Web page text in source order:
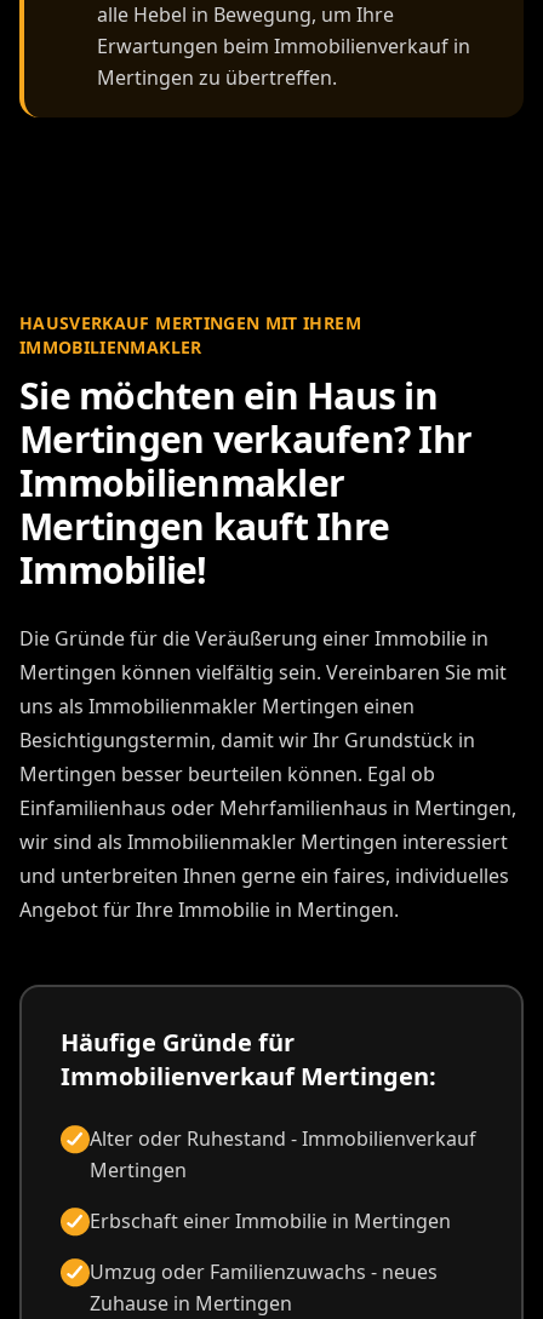
alle Hebel in Bewegung, um Ihre
Erwartungen beim Immobilienverkauf in
Mertingen zu übertreffen.
HAUSVERKAUF MERTINGEN MIT IHREM
IMMOBILIENMAKLER
Sie möchten ein Haus in
Mertingen verkaufen? Ihr
Immobilienmakler
Mertingen kauft Ihre
Immobilie!
Die Gründe für die Veräußerung einer Immobilie in
Mertingen können vielfältig sein. Vereinbaren Sie mit
uns als Immobilienmakler Mertingen einen
Besichtigungstermin, damit wir Ihr Grundstück in
Mertingen besser beurteilen können. Egal ob
Einfamilienhaus oder Mehrfamilienhaus in Mertingen,
wir sind als Immobilienmakler Mertingen interessiert
und unterbreiten Ihnen gerne ein faires, individuelles
Angebot für Ihre Immobilie in Mertingen.
Häufige Gründe für
Immobilienverkauf Mertingen:
Alter oder Ruhestand - Immobilienverkauf
Mertingen
Erbschaft einer Immobilie in Mertingen
Umzug oder Familienzuwachs - neues
Zuhause in Mertingen